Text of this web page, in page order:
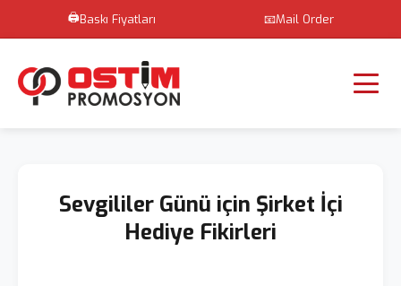
🖨️Baskı Fiyatları 📧Mail Order
Sevgililer Günü için Şirket İçi
Hediye Fikirleri